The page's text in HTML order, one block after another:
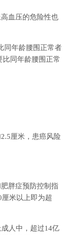
血压的危险性也
年龄腰围正常者
同年龄腰围正常
厘米，患癌风险
胖症预防控制指
米以上即为超
人中，超过14亿